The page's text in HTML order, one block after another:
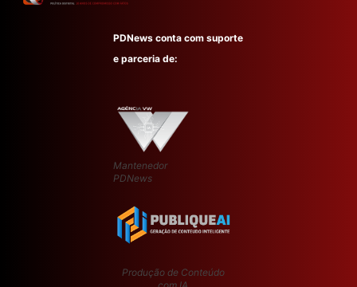
PDNews conta com suporte
e parceria de:
Mantenedor
PDNews
Produção de Conteúdo